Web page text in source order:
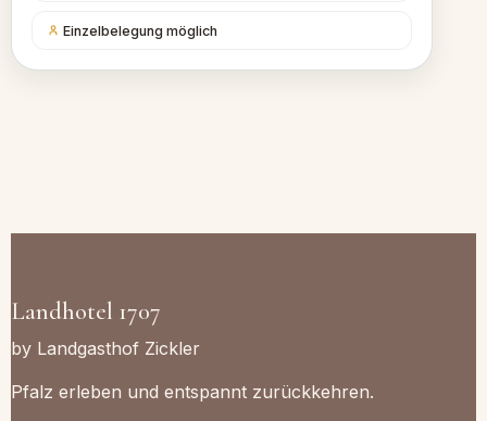
Einzelbelegung möglich
Landhotel 1707
by Landgasthof Zickler
Pfalz erleben und entspannt zurückkehren.